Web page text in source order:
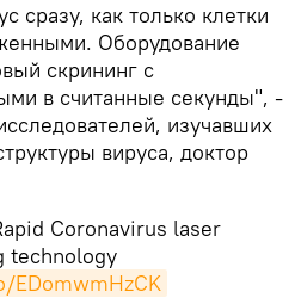
сразу, как только клетки
Оборудование
скрининг с
в считанные секунды", -
изучавших
вируса, доктор
Coronavirus laser
technology